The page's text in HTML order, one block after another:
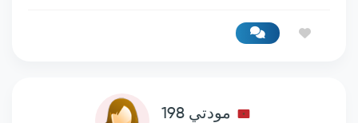
مودتي 198